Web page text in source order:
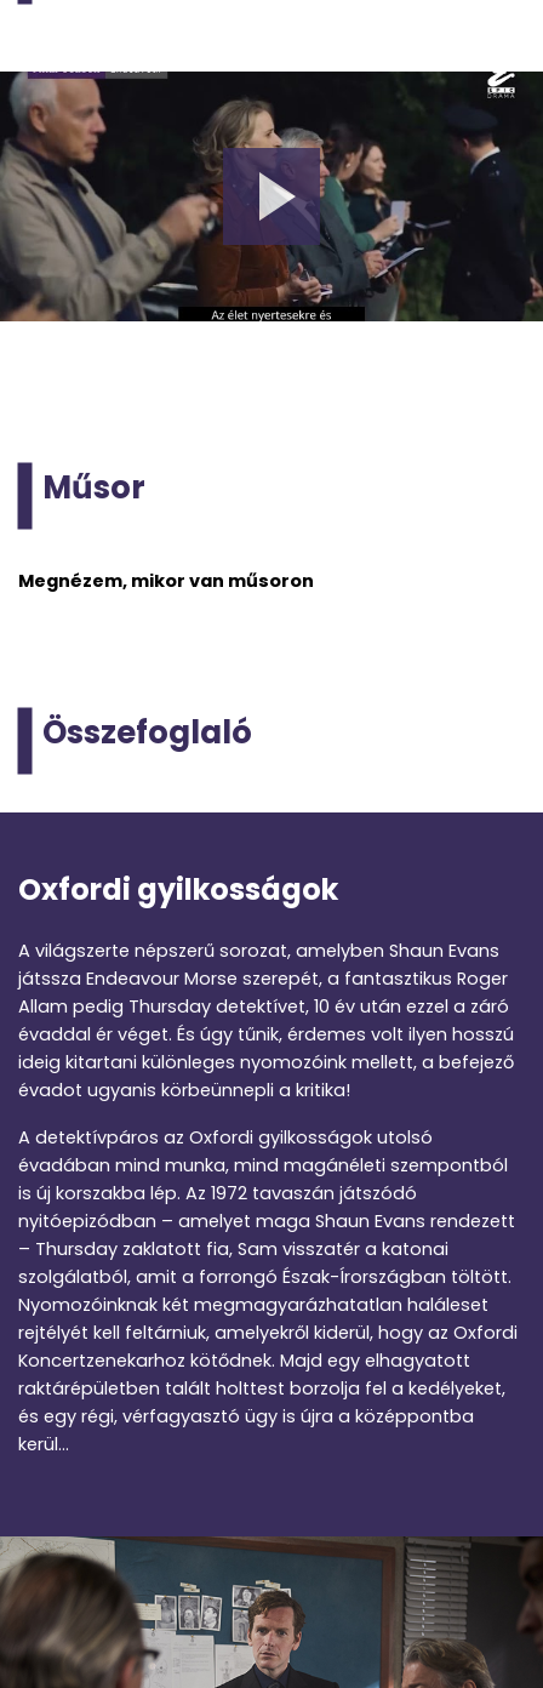
Műsor
Megnézem, mikor van műsoron
Összefoglaló
Oxfordi gyilkosságok
A világszerte népszerű sorozat, amelyben Shaun Evans
játssza Endeavour Morse szerepét, a fantasztikus Roger
Allam pedig Thursday detektívet, 10 év után ezzel a záró
évaddal ér véget. És úgy tűnik, érdemes volt ilyen hosszú
ideig kitartani különleges nyomozóink mellett, a befejező
évadot ugyanis körbeünnepli a kritika!
A detektívpáros az Oxfordi gyilkosságok utolsó
évadában mind munka, mind magánéleti szempontból
is új korszakba lép. Az 1972 tavaszán játszódó
nyitóepizódban – amelyet maga Shaun Evans rendezett
– Thursday zaklatott fia, Sam visszatér a katonai
szolgálatból, amit a forrongó Észak-Írországban töltött.
Nyomozóinknak két megmagyarázhatatlan haláleset
rejtélyét kell feltárniuk, amelyekről kiderül, hogy az Oxfordi
Koncertzenekarhoz kötődnek. Majd egy elhagyatott
raktárépületben talált holttest borzolja fel a kedélyeket,
és egy régi, vérfagyasztó ügy is újra a középpontba
kerül…